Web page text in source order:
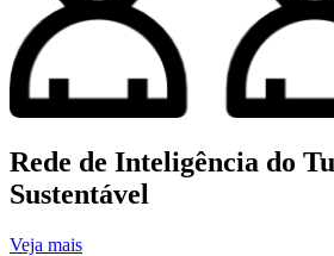
Rede de Inteligência do
Sustentável
Veja mais